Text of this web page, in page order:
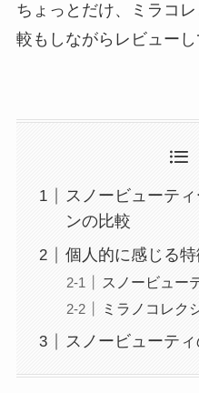
ちょっとだけ、ミラコ
較もしながらレビューし
スノービューテ
ンの比較
個人的に感じる特
スノービュー
ミラノコレク
スノービューテ